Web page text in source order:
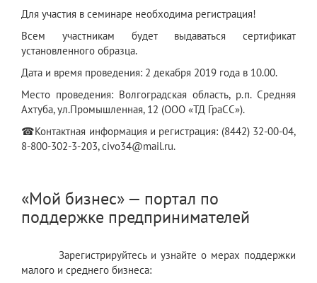
Для участия в семинаре необходима регистрация!
Всем участникам будет выдаваться сертификат
установленного образца.
Дата и время проведения: 2 декабря 2019 года в 10.00.
Место проведения: Волгоградская область, р.п. Средняя
Ахтуба, ул.Промышленная, 12 (ООО «ТД ГраСС»).
☎Контактная информация и регистрация: (8442) 32-00-04,
8-800-302-3-203, civo34@mail.ru.
«Мой бизнес» — портал по
поддержке предпринимателей
Зарегистрируйтесь и узнайте о мерах поддержки
малого и среднего бизнеса: